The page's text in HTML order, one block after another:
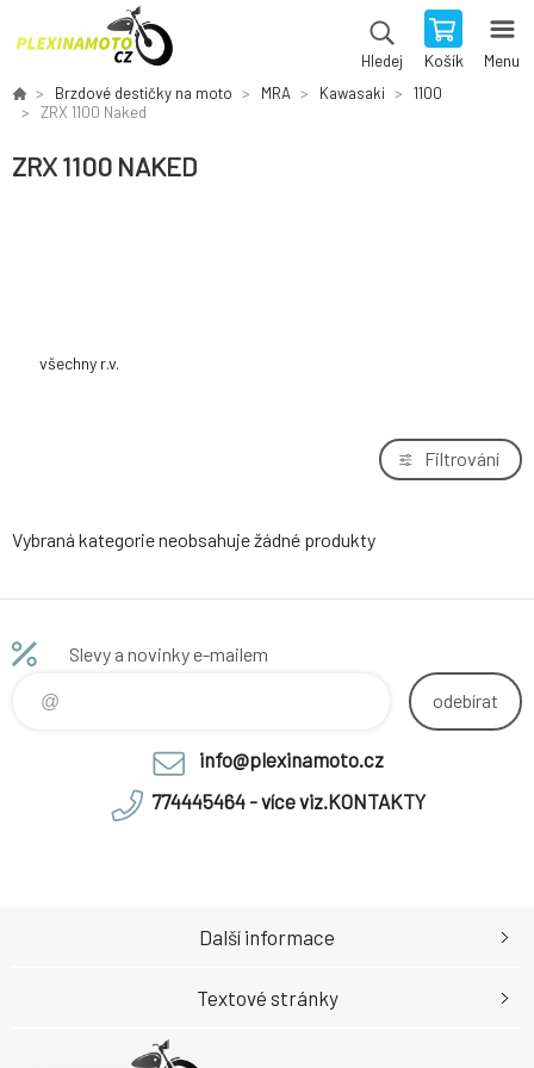
Hledej Košík Menu
Brzdové destičky na moto MRA Kawasaki
1100
ZRX 1100 Naked
ZRX 1100 NAKED
všechny r.v.
Filtrování
Vybraná kategorie neobsahuje žádné produkty
Slevy a novinky e-mailem
odebírat
info@plexinamoto.cz
774445464 - více viz.KONTAKTY
Další informace
Textové stránky